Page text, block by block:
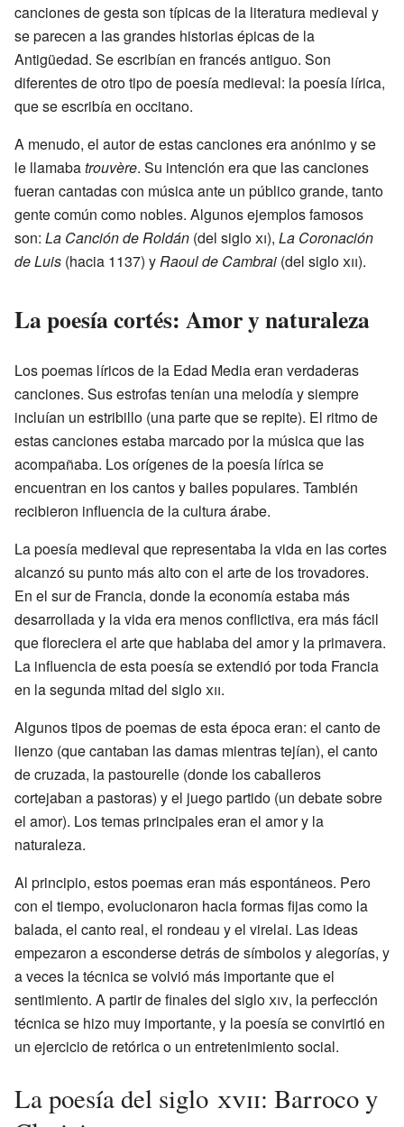
canciones de gesta son típicas de la literatura medieval y
se parecen a las grandes historias épicas de la
Antigüedad. Se escribían en francés antiguo. Son
diferentes de otro tipo de poesía medieval: la poesía lírica,
que se escribía en occitano.
A menudo, el autor de estas canciones era anónimo y se
le llamabatrouvère. Su intención era que las canciones
fueran cantadas con música ante un público grande, tanto
gente común como nobles. Algunos ejemplos famosos
son: La Canción de Roldán (del sigloxi), La Coronación
de Luis (hacia 1137) y Raoul de Cambrai (del sigloxii).
La poesía cortés: Amor y naturaleza
Los poemas líricos de la Edad Media eran verdaderas
canciones. Sus estrofas tenían una melodía y siempre
incluían un estribillo (una parte que se repite). El ritmo de
estas canciones estaba marcado por la música que las
acompañaba. Los orígenes de la poesía lírica se
encuentran en los cantos y bailes populares. También
recibieron influencia de la cultura árabe.
La poesía medieval que representaba la vida en las cortes
alcanzó su punto más alto con el arte de los trovadores.
En el sur de Francia, donde la economía estaba más
desarrollada y la vida era menos conflictiva, era más fácil
que floreciera el arte que hablaba del amor y la primavera.
La influencia de esta poesía se extendió por toda Francia
en la segunda mitad del sigloxii.
Algunos tipos de poemas de esta época eran: el canto de
lienzo (que cantaban las damas mientras tejían), el canto
de cruzada, la pastourelle (donde los caballeros
cortejaban a pastoras) y el juego partido (un debate sobre
el amor). Los temas principales eran el amor y la
naturaleza.
Al principio, estos poemas eran más espontáneos. Pero
con el tiempo, evolucionaron hacia formas fijas como la
balada, el canto real, el rondeau y el virelai. Las ideas
empezaron a esconderse detrás de símbolos y alegorías, y
a veces la técnica se volvió más importante que el
sentimiento. A partir de finales del sigloxiv, la perfección
técnica se hizo muy importante, y la poesía se convirtió en
un ejercicio de retórica o un entretenimiento social.
La poesía del siglo xvii: Barroco y